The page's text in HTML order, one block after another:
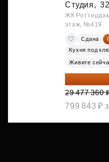
Студия,
ЖК
этаж, №419
Сдана
Кухня под
Живите
26 234
29 477 360
799 843 ₽